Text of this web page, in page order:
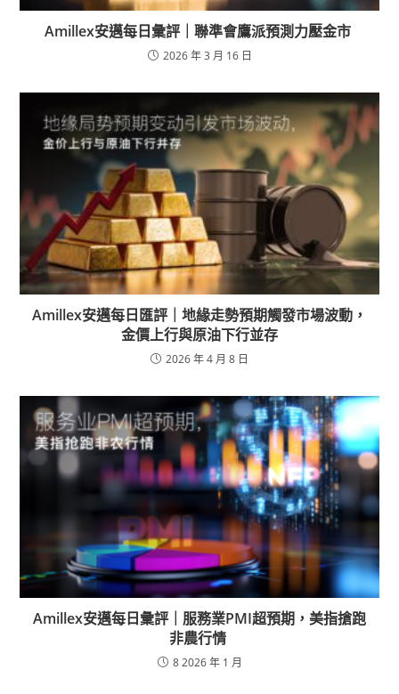
Amillex安邁每日彙評｜聯準會鷹派預測力壓金市
2026 年 3 月 16 日
Amillex安邁每日匯評｜地緣走勢預期觸發市場波動，
金價上行與原油下行並存
2026 年 4 月 8 日
Amillex安邁每日彙評｜服務業PMI超預期，美指搶跑
非農行情
8 2026 年 1 月